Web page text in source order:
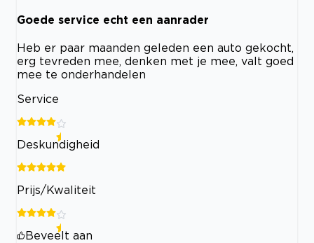
Goede service echt een aanrader
Heb er paar maanden geleden een auto gekocht,
erg tevreden mee, denken met je mee, valt goed
mee te onderhandelen
Service
Deskundigheid
Prijs/Kwaliteit
Beveelt aan